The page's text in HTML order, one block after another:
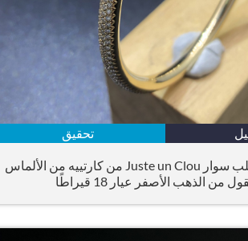
تحقيق
صنع حسب الطلب سوار Juste un Clou من كارتييه من الألماس
الذهب الأصفر عيار 18 قيراطًا